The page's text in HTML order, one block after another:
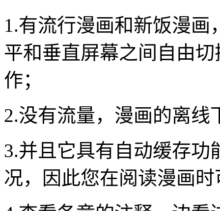
1.有流行漫画和新饭漫
平和垂直屏幕之间自由
作；
2.没有流量，漫画的离线
3.并且它具有自动缓存功
况，因此您在阅读漫画